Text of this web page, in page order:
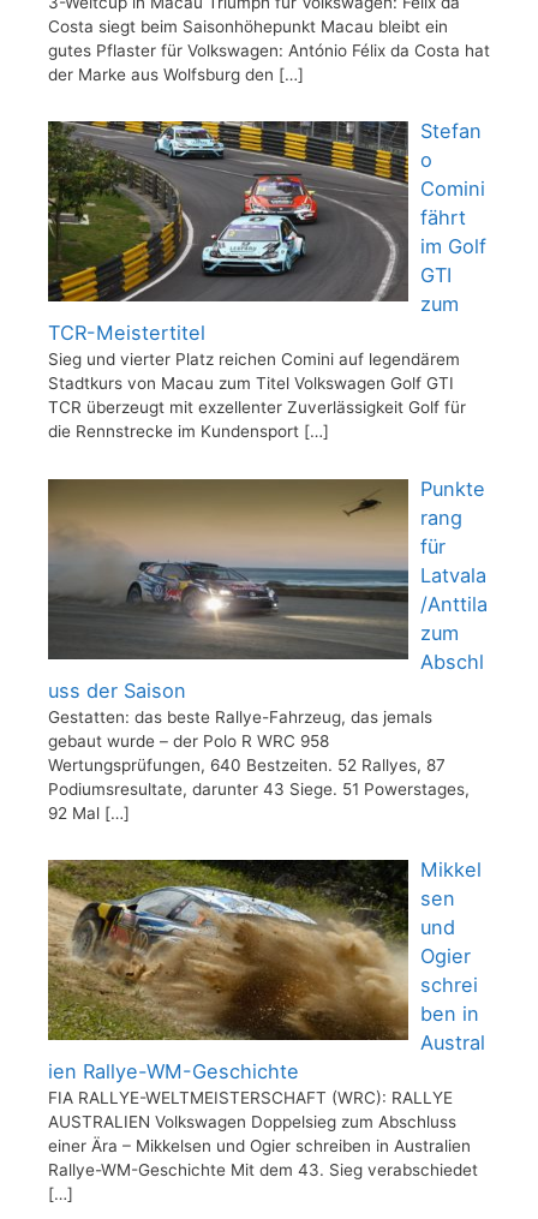
Costa siegt beim Saisonhöhepunkt Macau bleibt ein
gutes Pflaster für Volkswagen: António Félix da Costa hat
der Marke aus Wolfsburg den […]
Stefan
o
Comini
fährt
im Golf
GTI
zum
TCR-Meistertitel
Sieg und vierter Platz reichen Comini auf legendärem
Stadtkurs von Macau zum Titel Volkswagen Golf GTI
TCR überzeugt mit exzellenter Zuverlässigkeit Golf für
die Rennstrecke im Kundensport […]
Punkte
rang
für
Latvala
/Anttila
zum
Abschl
uss der Saison
Gestatten: das beste Rallye-Fahrzeug, das jemals
gebaut wurde – der Polo R WRC 958
Wertungsprüfungen, 640 Bestzeiten. 52 Rallyes, 87
Podiumsresultate, darunter 43 Siege. 51 Powerstages,
92 Mal […]
Mikkel
sen
und
Ogier
schrei
ben in
Austral
ien Rallye-WM-Geschichte
FIA RALLYE-WELTMEISTERSCHAFT (WRC): RALLYE
AUSTRALIEN Volkswagen Doppelsieg zum Abschluss
einer Ära – Mikkelsen und Ogier schreiben in Australien
Rallye-WM-Geschichte Mit dem 43. Sieg verabschiedet
[…]